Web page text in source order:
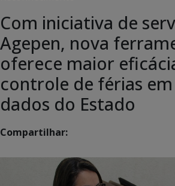
Com iniciativa de
Agepen, nova
oferece maior
controle de férias
dados do Estado
Compartilhar: